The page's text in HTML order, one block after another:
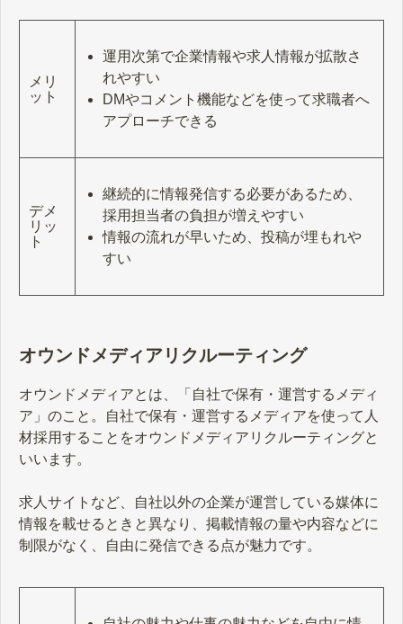
メリ
ット
運用次第で企業情報や求人情報が拡散さ
れやすい
DMやコメント機能などを使って求職者へ
アプローチできる
デメ
リッ
ト
継続的に情報発信する必要があるため、
採用担当者の負担が増えやすい
情報の流れが早いため、投稿が埋もれや
すい
オウンドメディアリクルーティング
オウンドメディアとは、「自社で保有・運営するメディ
ア」のこと。自社で保有・運営するメディアを使って人
材採用することをオウンドメディアリクルーティングと
いいます。
求人サイトなど、自社以外の企業が運営している媒体に
情報を載せるときと異なり、掲載情報の量や内容などに
制限がなく、自由に発信できる点が魅力です。